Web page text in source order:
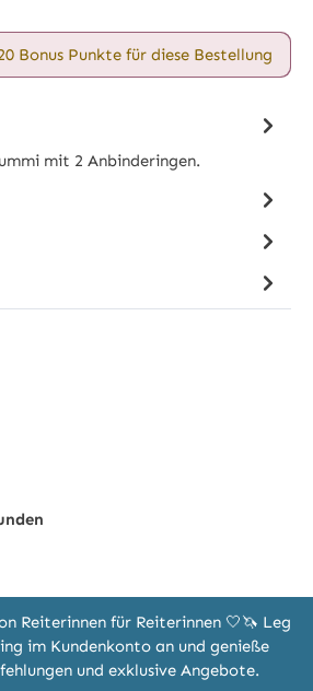
Bonus Punkte für diese Bestellung
mit 2 Anbinderingen.
Reiterinnen für Reiterinnen 🤍🦄 Leg
im Kundenkonto an und genieße
und exklusive Angebote.